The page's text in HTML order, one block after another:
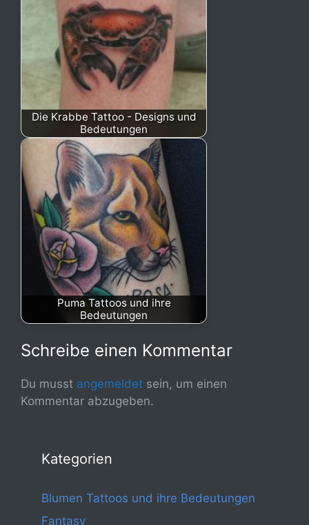
Die Krabbe Tattoo - Designs und
Bedeutungen
Puma Tattoos und ihre
Bedeutungen
Schreibe einen Kommentar
Du musst angemeldet sein, um einen
Kommentar abzugeben.
Kategorien
Blumen Tattoos und ihre Bedeutungen
Fantasy